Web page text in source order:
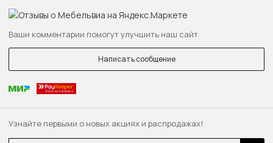
Узнайте первыми о новых акциях и распродажах!
Ваши комментарии помогут улучшить наш сайт
Написать сообщение